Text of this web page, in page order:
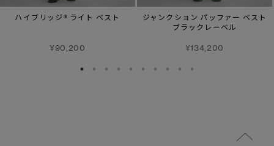
ハイブリッジ® ライト ベスト
¥90,200
ジャンクション パッファー ベスト
ブラックレーベル
¥134,200